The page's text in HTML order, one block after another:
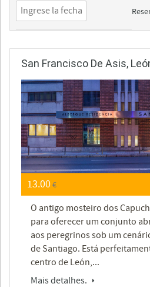
San Francisco De Asis,
13.00€
O antigo mosteiro dos
para oferecer um conjunto
aos peregrinos sob um
de Santiago. Está
centro de León,...
Mais detalhes.